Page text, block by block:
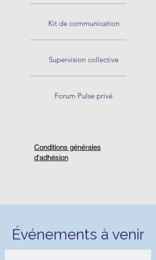
Conditions générales
d'adhésion
Kit de communication
Supervision collective
Forum Pulse privé
Événements à venir